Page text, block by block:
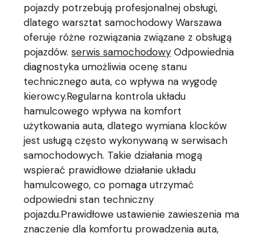
pojazdy potrzebują profesjonalnej obsługi,
dlatego warsztat samochodowy Warszawa
oferuje różne rozwiązania związane z obsługą
pojazdów.serwis samochodowy Odpowiednia
diagnostyka umożliwia ocenę stanu
technicznego auta, co wpływa na wygodę
kierowcy.Regularna kontrola układu
hamulcowego wpływa na komfort
użytkowania auta, dlatego wymiana klocków
jest usługą często wykonywaną w serwisach
samochodowych. Takie działania mogą
wspierać prawidłowe działanie układu
hamulcowego, co pomaga utrzymać
odpowiedni stan techniczny
pojazdu.Prawidłowe ustawienie zawieszenia ma
znaczenie dla komfortu prowadzenia auta,